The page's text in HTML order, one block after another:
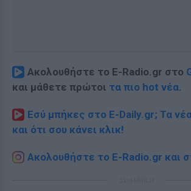
Ακολουθήστε το E-Radio.gr στο
και μάθετε πρώτοι τα πιο hot νέα.
Εσύ μπήκες στο E-Daily.gr; Τα
και ότι σου κάνει κλικ!
Ακολουθήστε το E-Radio.gr και